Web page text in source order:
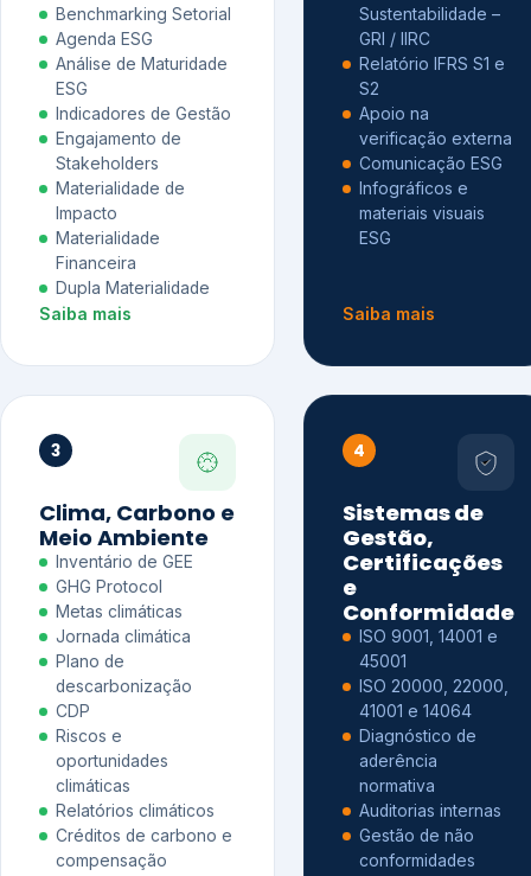
Benchmarking Setorial
Agenda ESG
Análise de Maturidade
ESG
Indicadores de Gestão
Engajamento de
Stakeholders
Materialidade de
Impacto
Materialidade
Financeira
Dupla Materialidade
Saiba mais
Sustentabilidade –
GRI / IIRC
Relatório IFRS S1 e
S2
Apoio na
verificação externa
Comunicação ESG
Infográficos e
materiais visuais
ESG
Saiba mais
3
Clima, Carbono e
Meio Ambiente
Inventário de GEE
GHG Protocol
Metas climáticas
Jornada climática
Plano de
descarbonização
CDP
Riscos e
oportunidades
climáticas
Relatórios climáticos
Créditos de carbono e
compensação
4
Sistemas de
Gestão,
Certificações
e
Conformidade
ISO 9001, 14001 e
45001
ISO 20000, 22000,
41001 e 14064
Diagnóstico de
aderência
normativa
Auditorias internas
Gestão de não
conformidades